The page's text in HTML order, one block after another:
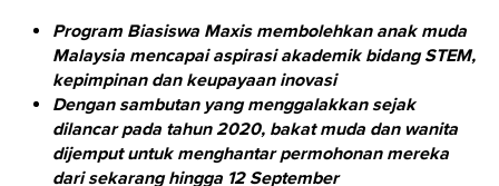
Program Biasiswa Maxis membolehkan anak muda
Malaysia mencapai aspirasi akademik bidang STEM,
kepimpinan dan keupayaan inovasi
Dengan sambutan yang menggalakkan sejak
dilancar pada tahun 2020, bakat muda dan wanita
dijemput untuk menghantar permohonan mereka
dari sekarang hingga 12 September